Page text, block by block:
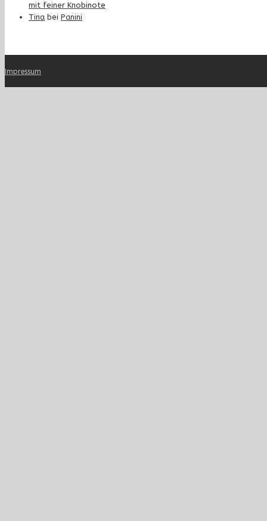
mit feiner Knobinote
Tina bei Panini
Impressum